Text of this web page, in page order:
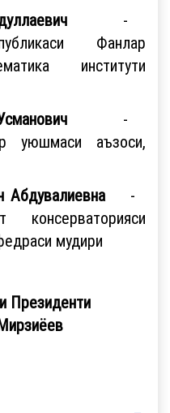
-
Фанлар
институти
-
уюшмаси аъзоси,
Абдувалиевна
-
мудири
Президенти